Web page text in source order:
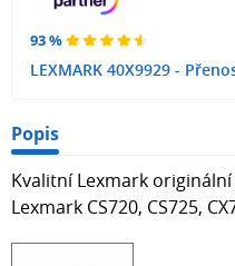
93 %
LEXMARK 40X9929 -
Popis
Kvalitní Lexmark
Lexmark CS720, CS725,